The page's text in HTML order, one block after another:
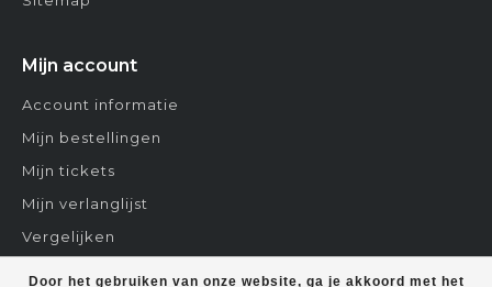
Door het gebruiken van onze website, ga je akkoord met het
Mijn account
Account informatie
Mijn bestellingen
Mijn tickets
Mijn verlanglijst
Vergelijken